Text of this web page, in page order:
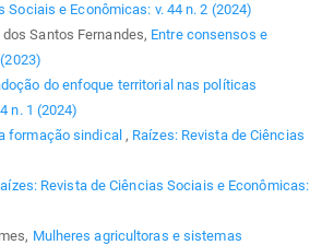
Sociais e Econômicas: v. 44 n. 2 (2024)
Santos Fernandes, Entre consensos e
do enfoque territorial nas políticas
n. 1 (2024)
formação sindical , Raízes: Revista de Ciências
Revista de Ciências Sociais e Econômicas:
Mulheres agricultoras e sistemas